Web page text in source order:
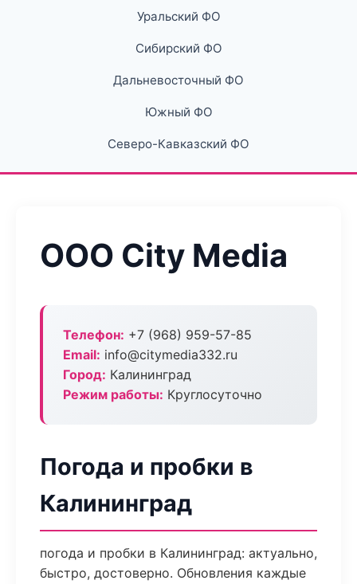
Уральский ФО
Сибирский ФО
Дальневосточный ФО
Южный ФО
Северо-Кавказский ФО
ООО City Media
Телефон: +7 (968) 959-57-85
Email: info@citymedia332.ru
Город: Калининград
Режим работы: Круглосуточно
Погода и пробки в
Калининград
погода и пробки в Калининград: актуально,
быстро, достоверно. Обновления каждые